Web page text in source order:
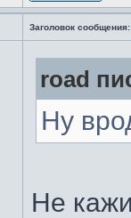
Заголовок сообщения:
road
Ну
Не